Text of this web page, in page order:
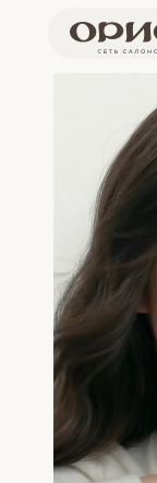
Салон
Ориона